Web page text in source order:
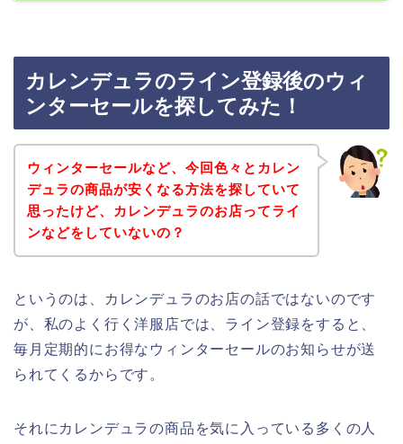
カレンデュラのライン登録後のウィ
ンターセールを探してみた！
ウィンターセールなど、今回色々とカレン
デュラの商品が安くなる方法を探していて
思ったけど、カレンデュラのお店ってライ
ンなどをしていないの？
というのは、カレンデュラのお店の話ではないのです
が、私のよく行く洋服店では、ライン登録をすると、
毎月定期的にお得なウィンターセールのお知らせが送
られてくるからです。
それにカレンデュラの商品を気に入っている多くの人